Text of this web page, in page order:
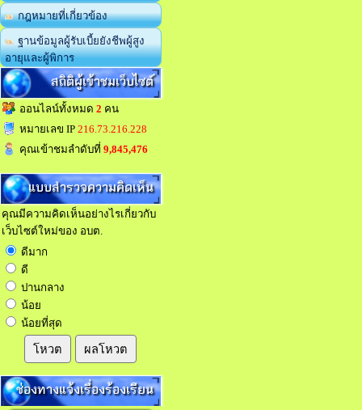
กฎหมายที่เกี่ยวข้อง
ฐานข้อมูลผู้รับเบี้ยยังชีพผู้สูง
อายุและผู้พิการ
สถิติผู้เข้าชมเว็บไซต์
ออนไลน์ทั้งหมด 2 คน
หมายเลข IP 216.73.216.228
คุณเข้าชมลำดับที่ 9,845,476
แบบสำรวจความคิดเห็น
คุณมีความคิดเห็นอย่างไรเกี่ยวกับ
เว็บไซต์ใหม่ของ อบต.
ดีมาก
ดี
ปานกลาง
น้อย
น้อยที่สุด
โหวต ผลโหวต
ช่องทางแจ้งเรื่องร้องเรียน